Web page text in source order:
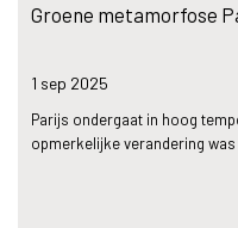
Groene metamorfose
1 sep 2025
Parijs ondergaat in hoog
opmerkelijke verandering